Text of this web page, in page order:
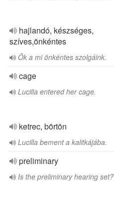
hajlandó, készséges,
szíves,önkéntes
Ők a mi önkéntes szolgáink.
cage
Lucilla entered her cage.
ketrec, börtön
Lucilla bement a kalitkájába.
preliminary
Is the preliminary hearing set?